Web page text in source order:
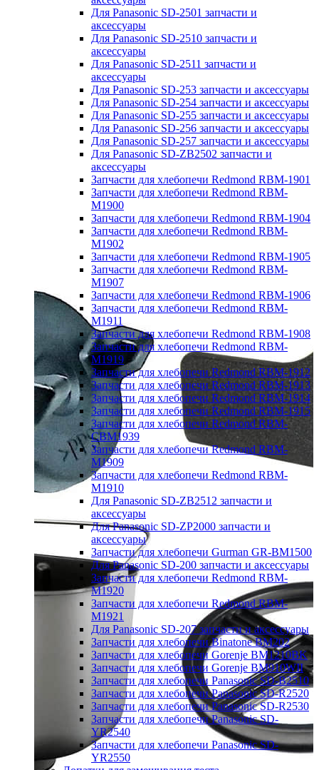
Для Panasonic SD-2501 запчасти и
аксессуары
Для Panasonic SD-2510 запчасти и
аксессуары
Для Panasonic SD-2511 запчасти и
аксессуары
Для Panasonic SD-253 запчасти и аксессуары
Для Panasonic SD-254 запчасти и аксессуары
Для Panasonic SD-255 запчасти и аксессуары
Для Panasonic SD-256 запчасти и аксессуары
Для Panasonic SD-257 запчасти и аксессуары
Для Panasonic SD-ZB2502 запчасти и
аксессуары
Запчасти для хлебопечи Redmond RBM-1901
Запчасти для хлебопечи Redmond RBM-
M1900
Запчасти для хлебопечи Redmond RBM-1904
Запчасти для хлебопечи Redmond RBM-
M1902
Запчасти для хлебопечи Redmond RBM-1905
Запчасти для хлебопечи Redmond RBM-
M1907
Запчасти для хлебопечи Redmond RBM-1906
Запчасти для хлебопечи Redmond RBM-
M1911
Запчасти для хлебопечи Redmond RBM-1908
Запчасти для хлебопечи Redmond RBM-
M1919
Запчасти для хлебопечи Redmond RBM-1912
Запчасти для хлебопечи Redmond RBM-1913
Запчасти для хлебопечи Redmond RBM-1914
Запчасти для хлебопечи Redmond RBM-1915
Запчасти для хлебопечи Redmond RBM-
CBM1939
Запчасти для хлебопечи Redmond RBM-
M1909
Запчасти для хлебопечи Redmond RBM-
M1910
Для Panasonic SD-ZB2512 запчасти и
аксессуары
Для Panasonic SD-ZP2000 запчасти и
аксессуары
Запчасти для хлебопечи Gurman GR-BM1500
Для Panasonic SD-200 запчасти и аксессуары
Запчасти для хлебопечи Redmond RBM-
M1920
Запчасти для хлебопечи Redmond RBM-
M1921
Для Panasonic SD-207 запчасти и аксессуары
Запчасти для хлебопечи Binatone BM202
Запчасти для хлебопечи Gorenje BM1210BK
Запчасти для хлебопечи Gorenje BM910WII
Запчасти для хлебопечи Panasonic SD-B2510
Запчасти для хлебопечи Panasonic SD-R2520
Запчасти для хлебопечи Panasonic SD-R2530
Запчасти для хлебопечи Panasonic SD-
YR2540
Запчасти для хлебопечи Panasonic SD-
YR2550